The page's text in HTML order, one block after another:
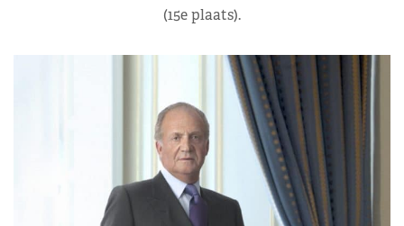
(15e plaats).